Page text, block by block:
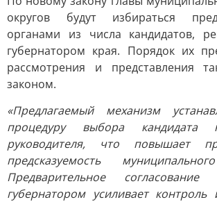
округов будут избираться
органами из числа кандидатов,
губернатором края. Порядок их
рассмотрения и представления
законом.
«Предлагаемый механизм
процедуру выбора кандидата
руководителя, что повышает
предсказуемость
Предварительное
губернатором усиливает